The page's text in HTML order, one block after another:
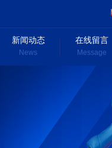
新闻动态
News
在线留言
Message